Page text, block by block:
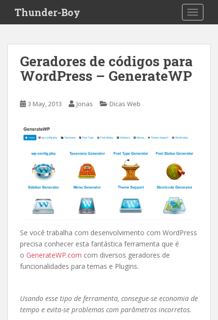
i
Thunder-Boy
Geradores de códigos para
WordPress – GenerateWP
3 May, 2013 Jonas Dicas Web
Se você trabalha com desenvolvimento com WordPress
precisa conhecer esta fantástica ferramenta que é
o GenerateWP.com com diversos geradores de
funcionalidades para temas e Plugins.
Usando esse tipo de ferramenta, consegue-se economia de
tempo e evita-se problemas com parâmetros incorretos.